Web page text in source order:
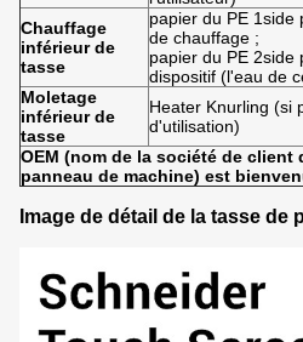
Chauffage
inférieur de
tasse
papier du PE 1side
de chauffage ;
papier du PE 2side
dispositif (l'eau de
Moletage
inférieur de
tasse
Heater Knurling (si
d'utilisation)
OEM (nom de la société de
panneau de machine) est
Image de détail de la tasse de